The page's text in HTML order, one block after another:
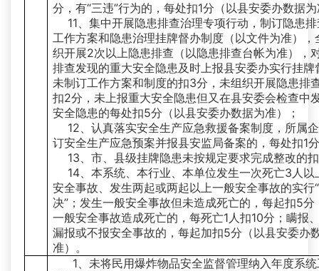
分，有“三违”行为的，每处扣1分（以县安委办数据
11、集中开展隐患排查治理专项行动，制订隐患
工作方案和隐患治理挂牌督办制度（以文件为准），
织开展2次以上隐患排查（以隐患排查台帐为准），
排查发现的重大安全隐患及时上报县安委办实行挂牌
未制订工作方案和制度的扣3分，未组织开展隐患排
扣2分，未上报重大安全隐患但又在县安委会检查中
安全隐患的每处扣5分（以县安委办数据为准）；
12、认真落实安全生产应急救援备案制度，所属
订安全生产应急预案并报县安监局备案的，每处扣1
13、市、县级挂牌隐患未按规定要求完成整改的
14、本系统、本行业、本单位发生一次死亡3人以
安全事故、发生两起或两起以上一般安全事故的实行
决”；发生一般安全事故但未造成死亡的，每起扣5分
一般安全事故造成死亡的，每死亡1人扣10分；瞒报
漏报或不报安全事故的，每起加扣5分（以县安委办
准）。
1、未将民用爆炸物品安全监督管理纳入年度系